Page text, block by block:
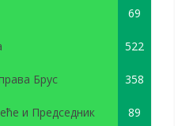
69
522
Брус 358
и Председник 89